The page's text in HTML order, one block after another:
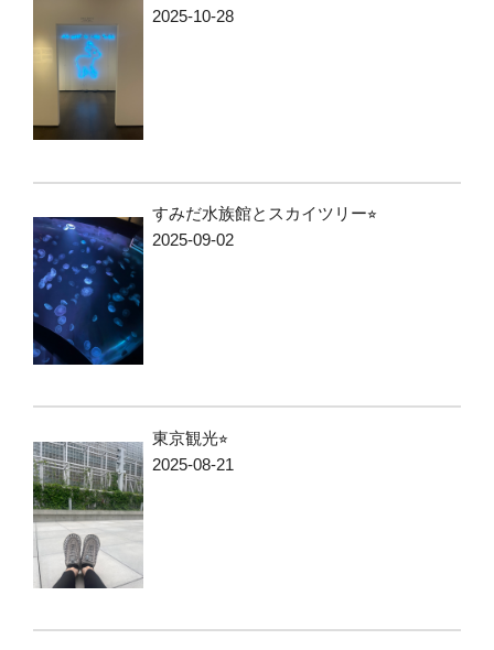
2025-10-28
すみだ水族館とスカイツリー⭐︎
2025-09-02
東京観光⭐︎
2025-08-21